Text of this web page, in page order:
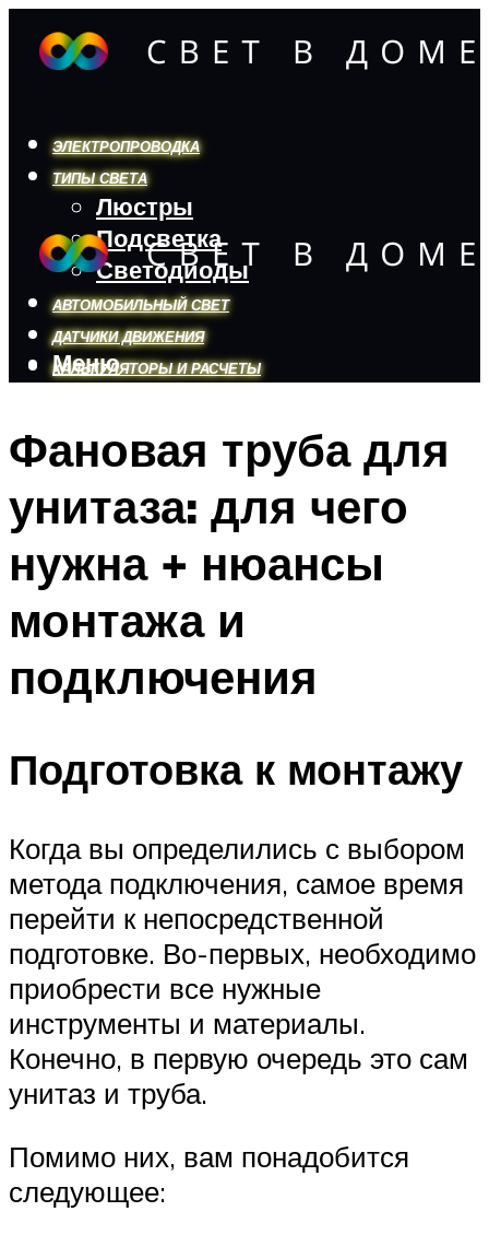
ЭЛЕКТРОПРОВОДКА
ТИПЫ СВЕТА
Люстры
Подсветка
Светодиоды
АВТОМОБИЛЬНЫЙ СВЕТ
ДАТЧИКИ ДВИЖЕНИЯ
КАЛЬКУЛЯТОРЫ И РАСЧЕТЫ
Меню
Меню
Фановая труба для
унитаза: для чего
нужна + нюансы
монтажа и
подключения
Подготовка к монтажу
Когда вы определились с выбором
метода подключения, самое время
перейти к непосредственной
подготовке. Во-первых, необходимо
приобрести все нужные
инструменты и материалы.
Конечно, в первую очередь это сам
унитаз и труба.
Помимо них, вам понадобится
следующее: